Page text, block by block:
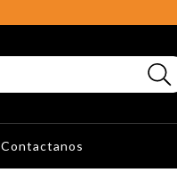
Contactanos